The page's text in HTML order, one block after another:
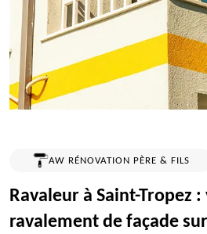
AW RÉNOVATION PÈRE & FILS
Ravaleur à Saint-Tropez
ravalement de façade